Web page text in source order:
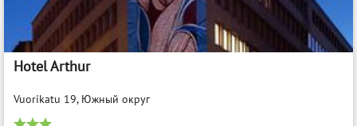
Hotel Arthur
Vuorikatu 19, Южный округ